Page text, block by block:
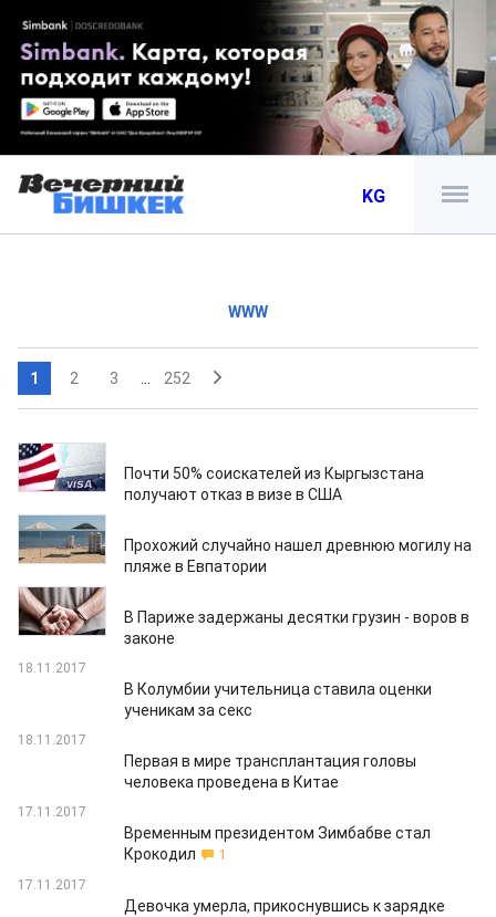
KG
WWW
1 2 3 252
18.11.2017
Почти 50% соискателей из Кыргызстана
получают отказ в визе в США
18.11.2017
Прохожий случайно нашел древнюю могилу на
пляже в Евпатории
18.11.2017
В Париже задержаны десятки грузин - воров в
законе
18.11.2017
В Колумбии учительница ставила оценки
ученикам за секс
18.11.2017
Первая в мире трансплантация головы
человека проведена в Китае
17.11.2017
Временным президентом Зимбабве стал
Крокодил
1
17.11.2017
Девочка умерла, прикоснувшись к зарядке